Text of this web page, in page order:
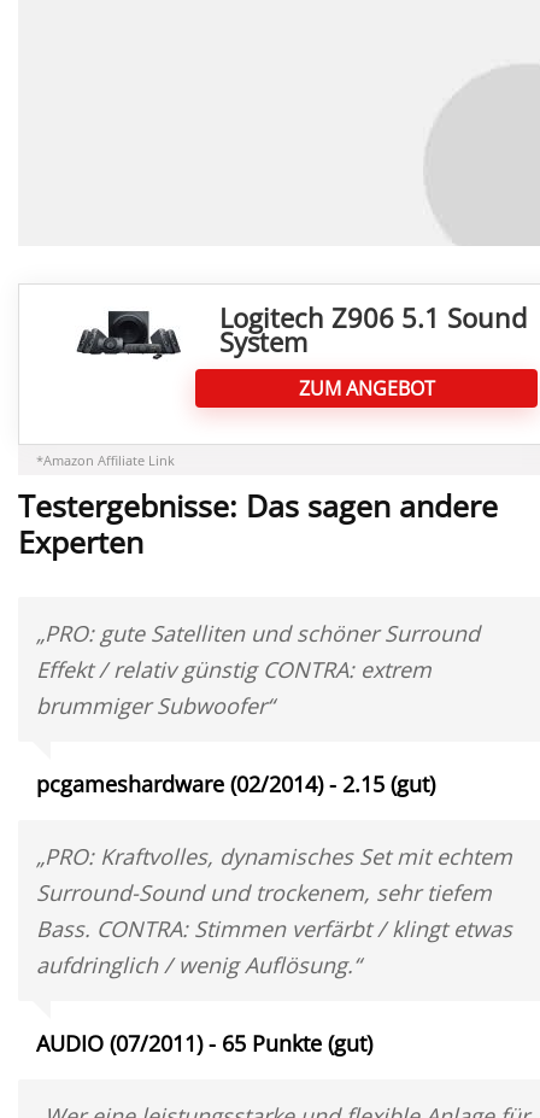
Klicke hier, um Marketing-Cookies zu akzeptieren und diesen Inhalt zu
Logitech Z906 5.1 Sound
System
ZUM ANGEBOT
*Amazon Affiliate Link
Testergebnisse: Das sagen andere
Experten
„PRO: gute Satelliten und schöner Surround
Effekt / relativ günstig CONTRA: extrem
brummiger Subwoofer“
pcgameshardware (02/2014) - 2.15 (gut)
„PRO: Kraftvolles, dynamisches Set mit echtem
Surround-Sound und trockenem, sehr tiefem
Bass. CONTRA: Stimmen verfärbt / klingt etwas
aufdringlich / wenig Auflösung.“
AUDIO (07/2011) - 65 Punkte (gut)